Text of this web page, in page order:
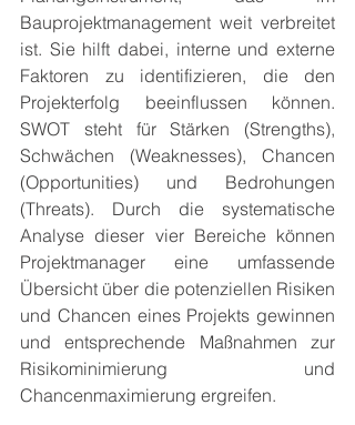
Bauprojektmanagement weit verbreitet
ist. Sie hilft dabei, interne und externe
Faktoren zu identifizieren, die den
Projekterfolg beeinflussen können.
SWOT steht für Stärken (Strengths),
Schwächen (Weaknesses), Chancen
(Opportunities) und Bedrohungen
(Threats). Durch die systematische
Analyse dieser vier Bereiche können
Projektmanager eine umfassende
Übersicht über die potenziellen Risiken
und Chancen eines Projekts gewinnen
und entsprechende Maßnahmen zur
Risikominimierung und
Chancenmaximierung ergreifen.